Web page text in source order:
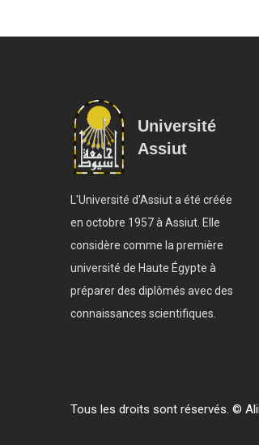
Université
Assiut
L'Université d'Assiut a été créée
en octobre 1957 à Assiut. Elle
considère comme la première
université de Haute Égypte à
préparer des diplômés avec des
connaissances scientifiques.
Tous les droits sont réservés. ©